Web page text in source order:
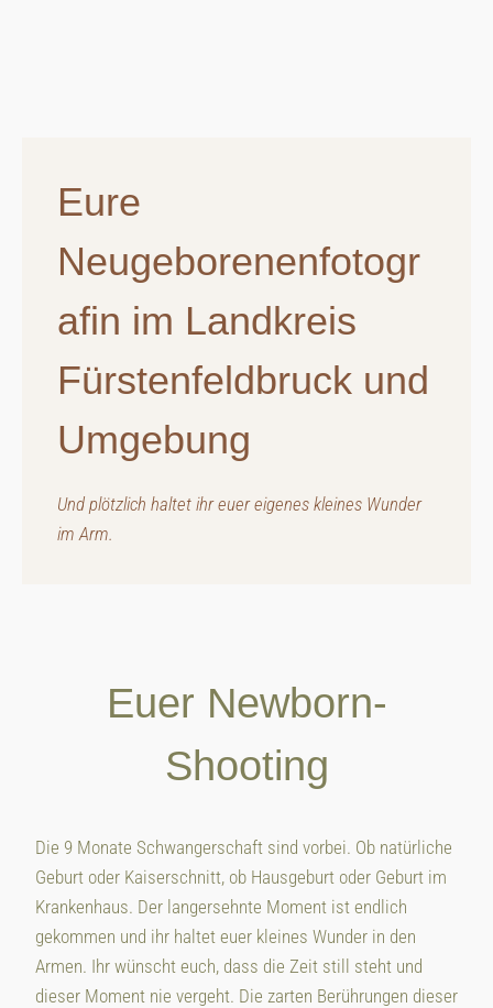
Eure
Neugeborenenfotogr
afin im Landkreis
Fürstenfeldbruck und
Umgebung
Und plötzlich haltet ihr euer eigenes kleines Wunder
im Arm.
Euer Newborn-
Shooting
Die 9 Monate Schwangerschaft sind vorbei. Ob natürliche
Geburt oder Kaiserschnitt, ob Hausgeburt oder Geburt im
Krankenhaus. Der langersehnte Moment ist endlich
gekommen und ihr haltet euer kleines Wunder in den
Armen. Ihr wünscht euch, dass die Zeit still steht und
dieser Moment nie vergeht. Die zarten Berührungen dieser